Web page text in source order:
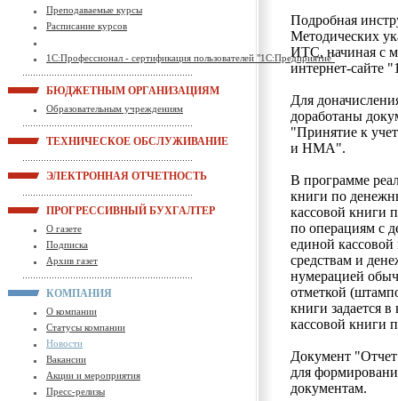
Преподаваемые курсы
Расписание курсов
1С:Профессионал - сертификация пользователей "1С:Предприятие"
БЮДЖЕТНЫМ ОРГАНИЗАЦИЯМ
Образовательным учреждениям
ТЕХНИЧЕСКОЕ ОБСЛУЖИВАНИЕ
ЭЛЕКТРОННАЯ ОТЧЕТНОСТЬ
ПРОГРЕССИВНЫЙ БУХГАЛТЕР
О газете
Подписка
Архив газет
КОМПАНИЯ
О компании
Статусы компании
Новости
Вакансии
Акции и мероприятия
Пресс-релизы
Подробная
Методических
ИТС, начиная с
интернет-сайте
Для
доработаны
"Принятие к
и НМА".
В программе
книги по
кассовой книги
по операциям с
единой
средствам и
нумерацией
отметкой
книги задается
кассовой книги
Документ
для
документам.